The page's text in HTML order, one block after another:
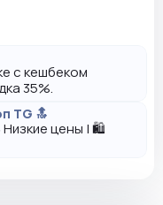
с кешбеком
35%.
TG 🔝
Низкие цены | 🛍️